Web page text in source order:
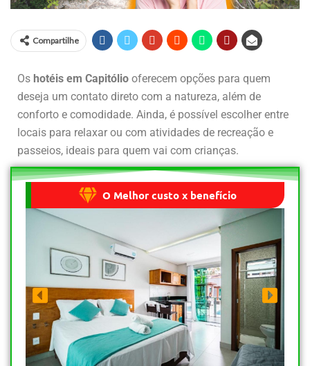
Compartilhe
Os hotéis em Capitólio oferecem opções para quem
deseja um contato direto com a natureza, além de
conforto e comodidade. Ainda, é possível escolher entre
locais para relaxar ou com atividades de recreação e
passeios, ideais para quem vai com crianças.
O Melhor custo x benefício